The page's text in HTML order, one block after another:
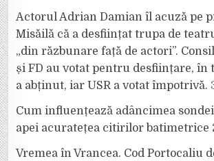
Actorul Adrian Damian îl acuză pe
Misăilă că a desființat trupa de
„din răzbunare față de actori”.
și FD au votat pentru desființare, în
a abținut, iar USR a votat împotrivă.
Cum influențează adâncimea
apei acuratețea citirilor batimetrice
Vremea în Vrancea. Cod Portocaliu